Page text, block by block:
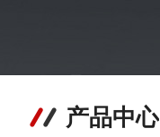
产品中心